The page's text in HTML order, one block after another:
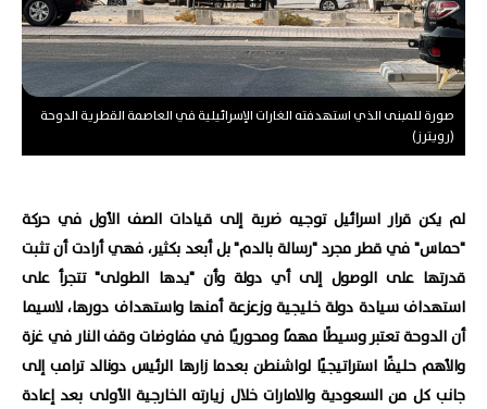
صورة للمبنى الذي استهدفته الغارات الإسرائيلية في العاصمة القطرية الدوحة
(رويترز)
لم يكن قرار اسرائيل توجيه ضربة إلى قيادات الصف الأول في حركة
"حماس" في قطر مجرد "رسالة بالدم" بل أبعد بكثير، فهي أرادت أن تثبت
قدرتها على الوصول إلى أي دولة وأن "يدها الطولى" تتجرأ على
استهداف سيادة دولة خليجية وزعزعة أمنها واستهداف دورها، لاسيما
أن الدوحة تعتبر وسيطًا مهمًا ومحوريًا في مفاوضات وقف النار في غزة
والأهم حليفًا استراتيجيًا لواشنطن بعدما زارها الرئيس دونالد ترامب إلى
جانب كل من السعودية والامارات خلال زيارته الخارجية الأولى بعد إعادة